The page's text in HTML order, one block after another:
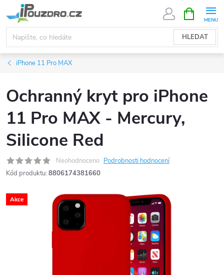
na
obsah
HLEDAT
NÁKUPNÍ
KOŠÍK
iPhone 11 Pro MAX
Ochranný kryt pro iPhone
11 Pro MAX - Mercury,
Silicone Red
Neohodnoceno Podrobnosti hodnocení
Kód produktu: 8806174381660
Akce